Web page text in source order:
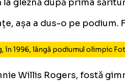
la gleznă după prima
așa a dus-o pe
în 1996, lângă podiumul olimpic
Willis Rogers, fostă